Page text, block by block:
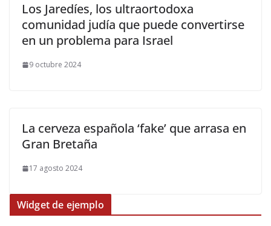
Los Jaredíes, los ultraortodoxa
comunidad judía que puede convertirse
en un problema para Israel
9 octubre 2024
La cerveza española ‘fake’ que arrasa en
Gran Bretaña
17 agosto 2024
Widget de ejemplo